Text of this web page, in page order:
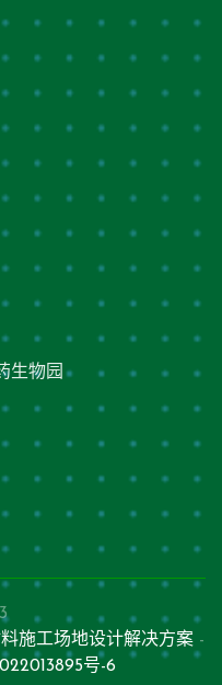
生物园
施工场地设计解决方案-
号-6